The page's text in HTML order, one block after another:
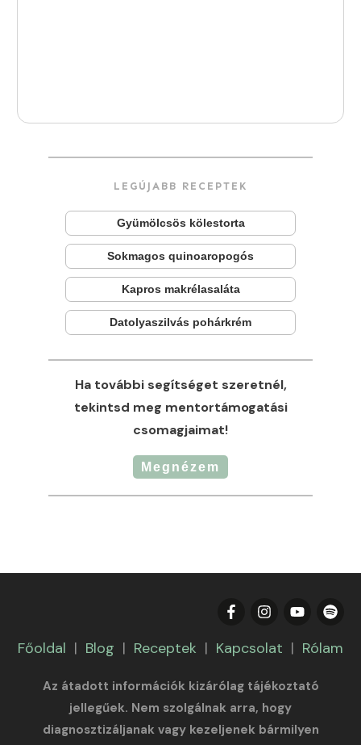
LEGÚJABB RECEPTEK
Gyümölcsös kölestorta
Sokmagos quinoaropogós
Kapros makrélasaláta
Datolyaszilvás pohárkrém
Ha további segítséget szeretnél,
tekintsd meg mentortámogatási
csomagjaimat!
Megnézem
Főoldal | Blog | Receptek | Kapcsolat | Rólam
Az átadott információk kizárólag tájékoztató
jellegűek. Nem szolgálnak arra, hogy
diagnosztizáljanak vagy kezeljenek bármilyen